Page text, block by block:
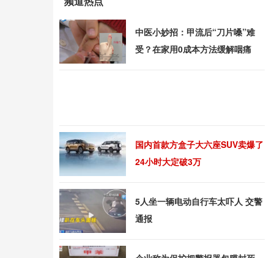
中医小妙招：甲流后“刀片嗓”难
受？在家用0成本方法缓解咽痛
国内首款方盒子大六座SUV卖爆了
24小时大定破3万
5人坐一辆电动自行车太吓人 交警
通报